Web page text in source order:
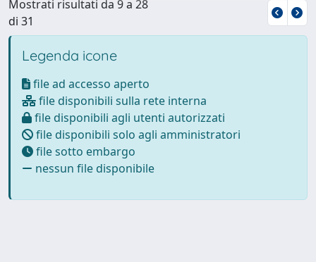
Mostrati risultati da 9 a 28
di 31
Legenda icone
file ad accesso aperto
file disponibili sulla rete interna
file disponibili agli utenti autorizzati
file disponibili solo agli amministratori
file sotto embargo
nessun file disponibile